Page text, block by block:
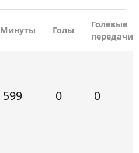
Минуты Голы
Голевые
передачи
599 0 0